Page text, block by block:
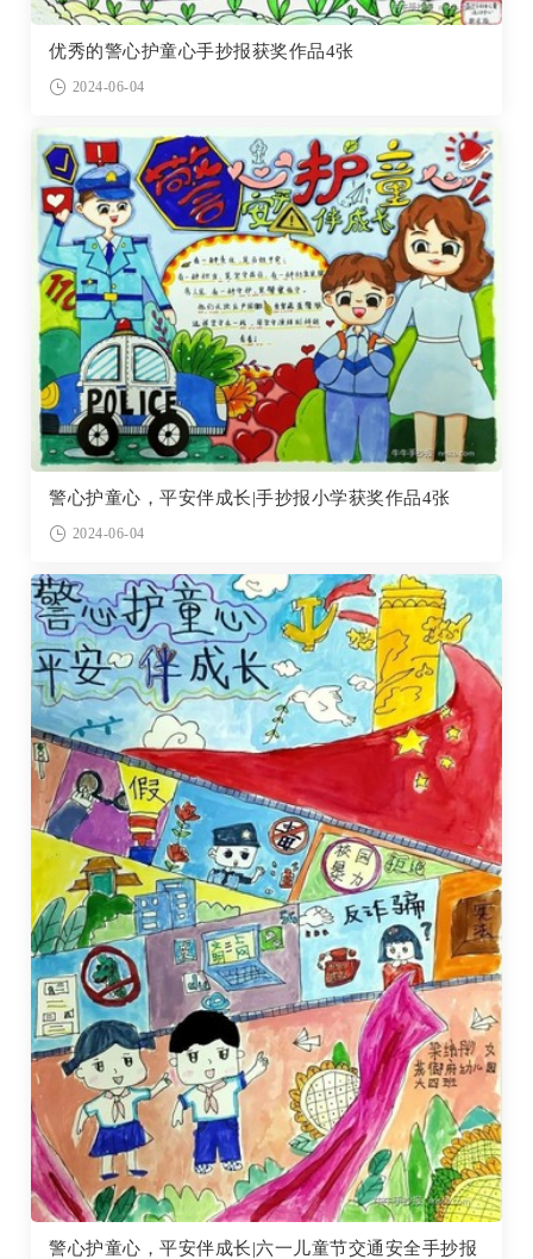
优秀的警心护童心手抄报获奖作品4张
2024-06-04
警心护童心，平安伴成长|手抄报小学获奖作品4张
2024-06-04
警心护童心，平安伴成长|六一儿童节交通安全手抄报